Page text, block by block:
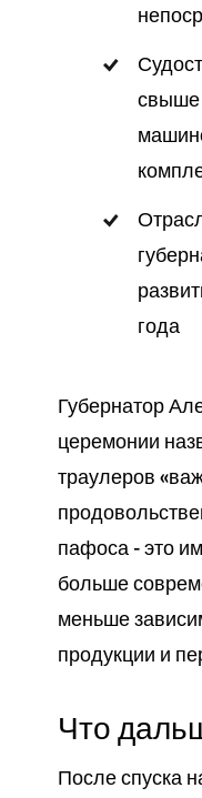
года
Губернатор
церемонии
траулеров
пафоса - это
больше
меньше
продукции и
Что
После спуска